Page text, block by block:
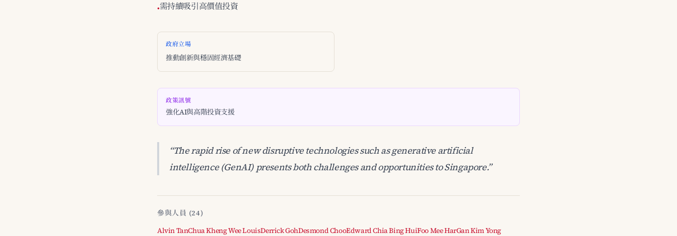
•需持續吸引高價值投資
政府立場
推動創新與穩固經濟基礎
政策訊號
強化AI與高階投資支援
“The rapid rise of new disruptive technologies such as generative artificial
intelligence (GenAI) presents both challenges and opportunities to Singapore.”
參與人員 (24)
Alvin TanChua Kheng Wee LouisDerrick GohDesmond ChooEdward Chia Bing HuiFoo Mee HarGan Kim Yong